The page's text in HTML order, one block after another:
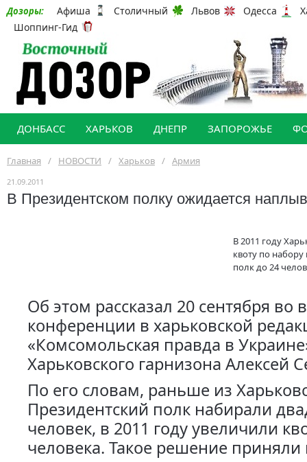
Дозоры: Афиша Столичный Львов Одесса
Шоппинг-Гид
ДОНБАСС ХАРЬКОВ ДНЕПР ЗАПОРОЖЬЕ
Главная / НОВОСТИ / Харьков / Армия
21.09.2011
В Президентском полку ожидается
В 2011 году
квоту по
полк до 24
Об этом рассказал 20 сентября во
конференции в харьковской
«Комсомольская правда в
Харьковского гарнизона Алексей
По его словам, раньше из
Президентский полк набирали
человек, в 2011 году увеличили
человека. Такое решение приняли